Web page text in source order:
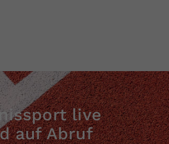
live
auf Abruf